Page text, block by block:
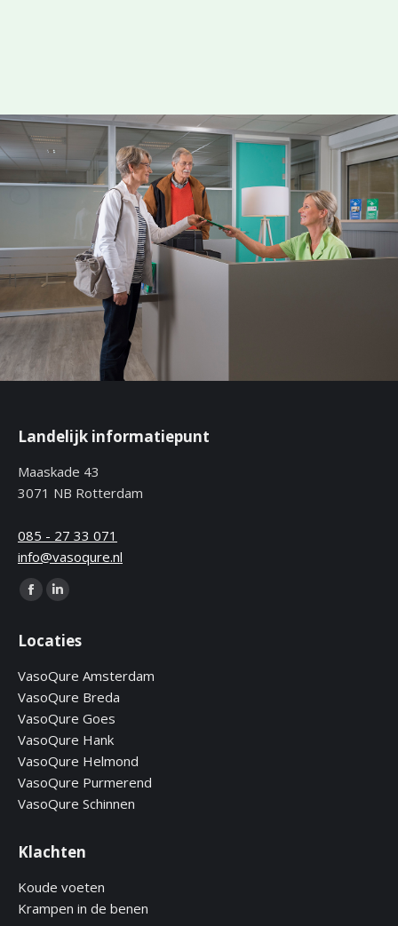
Landelijk informatiepunt
Maaskade 43
3071 NB Rotterdam
085 - 27 33 071
info@vasoqure.nl
Find us on:
Locaties
VasoQure Amsterdam
VasoQure Breda
VasoQure Goes
VasoQure Hank
VasoQure Helmond
VasoQure Purmerend
VasoQure Schinnen
Klachten
Koude voeten
Krampen in de benen